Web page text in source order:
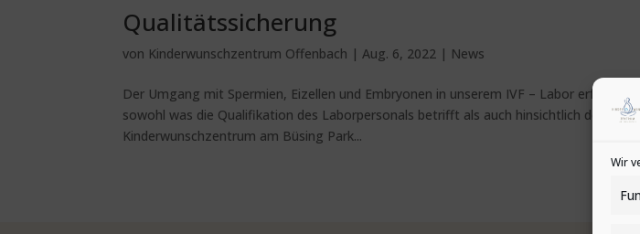
Wir
Qualitätssicherung
von Kinderwunschzentrum Offenbach |Aug. 6, 2022 | News
Der Umgang mit Spermien, Eizellen und Embryonen in unserem IVF – Labor erfolgt
sowohl was die Qualifikation des Laborpersonals betrifft als auch hinsichtlich der
Kinderwunschzentrum am Büsing Park...